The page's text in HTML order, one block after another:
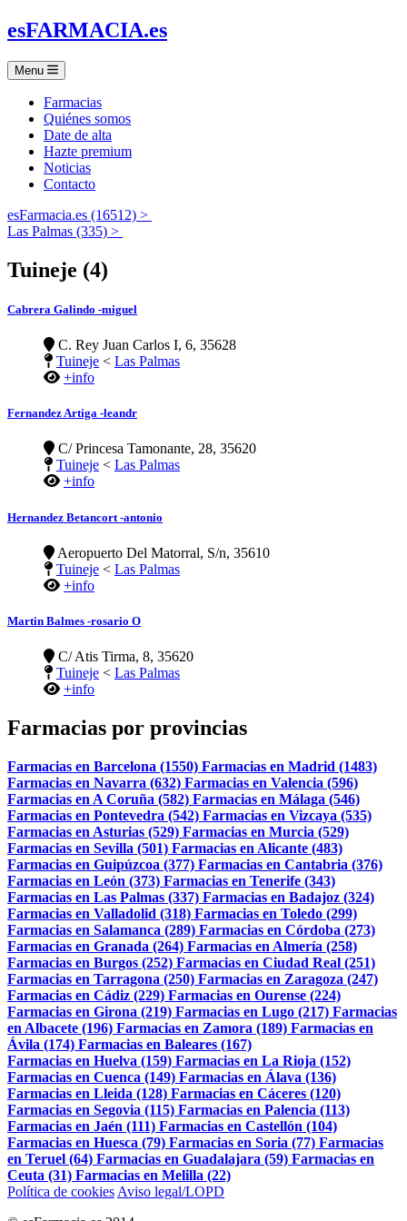
esFARMACIA.es
Menu
Farmacias
Quiénes somos
Date de alta
Hazte premium
Noticias
Contacto
esFarmacia.es (16512) >
Las Palmas (335) >
Tuineje (4)
Cabrera Galindo -miguel
C. Rey Juan Carlos I, 6, 35628
Tuineje < Las Palmas
+info
Fernandez Artiga -leandr
C/ Princesa Tamonante, 28, 35620
Tuineje < Las Palmas
+info
Hernandez Betancort -antonio
Aeropuerto Del Matorral, S/n, 35610
Tuineje < Las Palmas
+info
Martin Balmes -rosario O
C/ Atis Tirma, 8, 35620
Tuineje < Las Palmas
+info
Farmacias por provincias
Farmacias en Barcelona (1550) Farmacias en Madrid (1483)
Farmacias en Navarra (632) Farmacias en Valencia (596)
Farmacias en A Coruña (582) Farmacias en Málaga (546)
Farmacias en Pontevedra (542) Farmacias en Vizcaya (535)
Farmacias en Asturias (529) Farmacias en Murcia (529)
Farmacias en Sevilla (501) Farmacias en Alicante (483)
Farmacias en Guipúzcoa (377) Farmacias en Cantabria (376)
Farmacias en León (373) Farmacias en Tenerife (343)
Farmacias en Las Palmas (337) Farmacias en Badajoz (324)
Farmacias en Valladolid (318) Farmacias en Toledo (299)
Farmacias en Salamanca (289) Farmacias en Córdoba (273)
Farmacias en Granada (264) Farmacias en Almería (258)
Farmacias en Burgos (252) Farmacias en Ciudad Real (251)
Farmacias en Tarragona (250) Farmacias en Zaragoza (247)
Farmacias en Cádiz (229) Farmacias en Ourense (224)
Farmacias en Girona (219) Farmacias en Lugo (217) Farmacias
en Albacete (196) Farmacias en Zamora (189) Farmacias en
Ávila (174) Farmacias en Baleares (167)
Farmacias en Huelva (159) Farmacias en La Rioja (152)
Farmacias en Cuenca (149) Farmacias en Álava (136)
Farmacias en Lleida (128) Farmacias en Cáceres (120)
Farmacias en Segovia (115) Farmacias en Palencia (113)
Farmacias en Jaén (111) Farmacias en Castellón (104)
Farmacias en Huesca (79) Farmacias en Soria (77) Farmacias
en Teruel (64) Farmacias en Guadalajara (59) Farmacias en
Ceuta (31) Farmacias en Melilla (22)
Política de cookies Aviso legal/LOPD